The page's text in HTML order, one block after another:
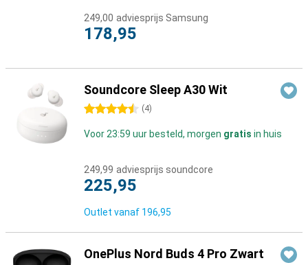
249,00 adviesprijs Samsung
178,95
Soundcore Sleep A30 Wit
4.5 sterren (4)
Voor 23:59 uur besteld, morgen gratis in huis
249,99 adviesprijs soundcore
225,95
Outlet vanaf 196,95
OnePlus Nord Buds 4 Pro Zwart